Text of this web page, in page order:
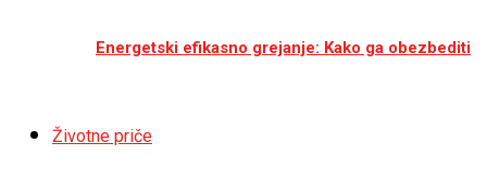
Energetski efikasno grejanje: Kako ga obezbediti
Životne priče